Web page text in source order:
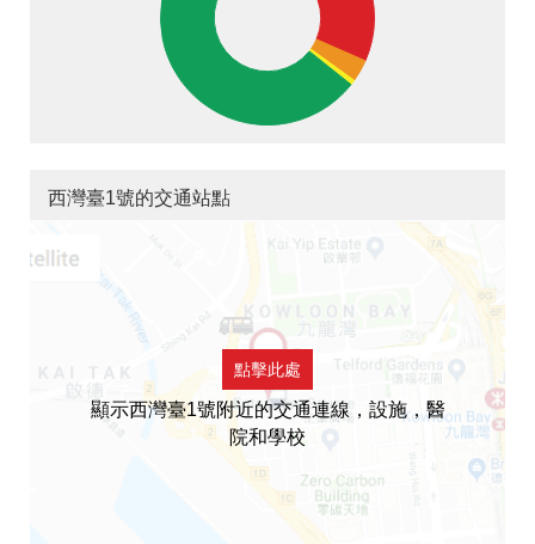
西灣臺1號的交通站點
點擊此處
顯示西灣臺1號附近的交通連線，設施，醫
院和學校